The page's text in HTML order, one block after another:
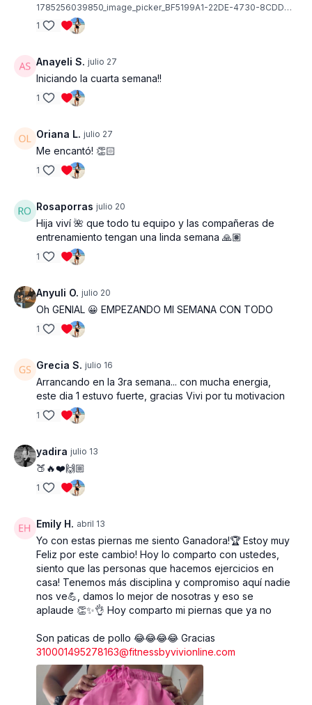
fase aumentamos el peso utilizado en
comparación con las semanas 1–2. Esta
proceso de adaptación muscular.
El objetivo en esta etapa es consolidar técnica,
aumentar fuerza y estimular mayor firmeza en
repetición.
1785256039850_image_picker_BF5199A1-22DE-4730-8CDD-406FB2C71598-1428-0000003871F6AD1E.1785256040.jpg
1
Anayeli S. julio 27
Iniciando la cuarta semana!!
1
Oriana L. julio 27
Me encantó! 👏🏻
1
Rosaporras julio 20
Hija viví 🌺 que todo tu equipo y las compañeras de
entrenamiento tengan una linda semana 🙏🏽
1
Anyuli O. julio 20
Oh GENIAL 😀 EMPEZANDO MI SEMANA CON TODO
1
Grecia S. julio 16
Arrancando en la 3ra semana... con mucha energia,
este dia 1 estuvo fuerte, gracias Vivi por tu motivacion
1
yadira julio 13
🍑🔥❤️🙌🏼
1
Emily H. abril 13
Yo con estas piernas me siento Ganadora!🏆 Estoy muy
Feliz por este cambio! Hoy lo comparto con ustedes,
siento que las personas que hacemos ejercicios en
casa! Tenemos más disciplina y compromiso aquí nadie
nos ve💪, damos lo mejor de nosotras y eso se
aplaude 👏✨👌 Hoy comparto mi piernas que ya no
Son paticas de pollo 😂😂😂😂 Gracias
310001495278163@fitnessbyvivionline.com